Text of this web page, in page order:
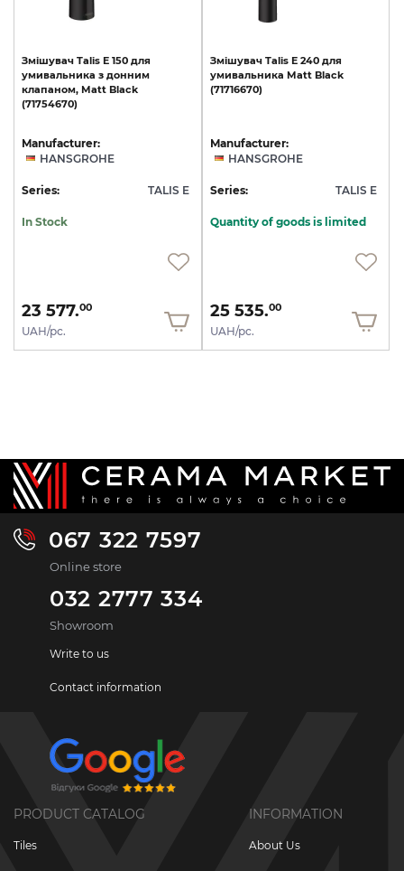
Змішувач Talis E 150 для
умивальника з донним
клапаном, Matt Black
(71754670)
Manufacturer:
HANSGROHE
Series: TALIS E
In Stock
23 577.00
UAH/pc.
Змішувач Talis E 240 для
умивальника Matt Black
(71716670)
Manufacturer:
HANSGROHE
Series: TALIS E
Quantity of goods is limited
25 535.00
UAH/pc.
067 322 7597
Online store
032 2777 334
Showroom
Write to us
Contact information
PRODUCT CATALOG
Tiles
INFORMATION
About Us